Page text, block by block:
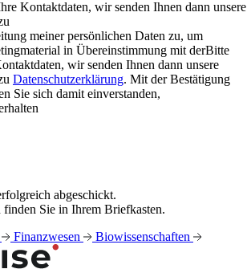
Kontaktdaten, wir senden Ihnen dann unsere
meiner persönlichen Daten zu, um
in Übereinstimmung mit derBitte
wir senden Ihnen dann unsere
Datenschutzerklärung. Mit der Bestätigung
Sie sich damit einverstanden,
abgeschickt.
Sie in Ihrem Briefkasten.
Finanzwesen Biowissenschaften